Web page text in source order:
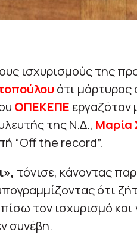
ισχυρισμούς της
ότι μάρτυρας
ΟΠΕΚΕΠΕ εργαζόταν
της Ν.Δ., Μαρία
“Off the record”.
τόνισε, κάνοντας
ότι
τον ισχυρισμό και
συνέβη.